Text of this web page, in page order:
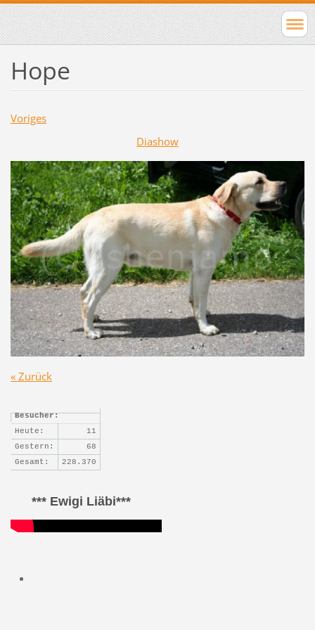
Hope
Voriges
Diashow
« Zurück
Besucher:
Heute:
11
Gestern:
68
Gesamt:
228.370
*** Ewigi Liäbi***